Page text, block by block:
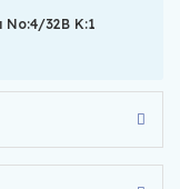
No:4/32B K:1